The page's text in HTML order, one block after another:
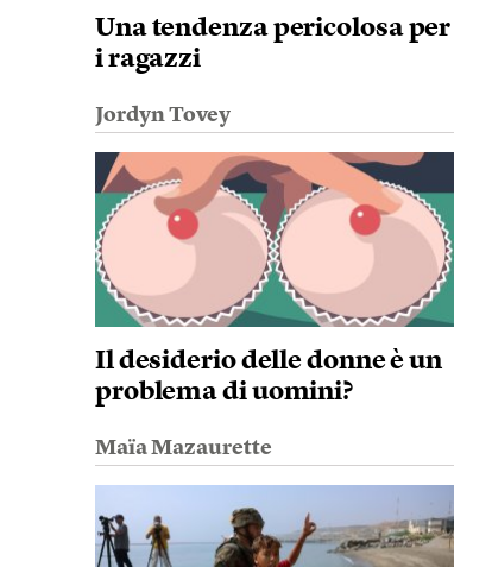
Una tendenza pericolosa per
i ragazzi
Jordyn Tovey
Il desiderio delle donne è un
problema di uomini?
Maïa Mazaurette